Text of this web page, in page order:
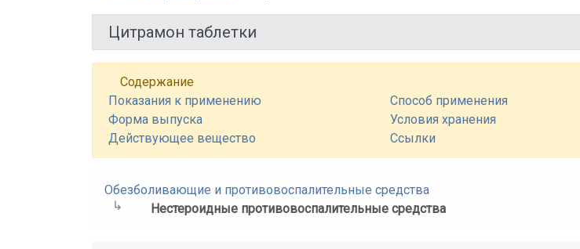
Цитрамон таблетки
Содержание
Показания к применению
Способ применения
Форма выпуска
Условия хранения
Действующее вещество
Ссылки
Обезболивающие и противовоспалительные средства
Нестероидные противовоспалительные средства